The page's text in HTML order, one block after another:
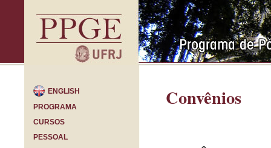
ENGLISH
PROGRAMA
CURSOS
PESSOAL
Convênios